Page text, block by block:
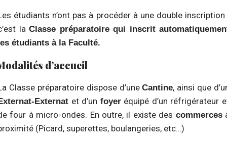
étudiants n’ont pas à procéder à une double inscription
la Classe préparatoire qui inscrit
étudiants à la Faculté.
d’accueil
Classe préparatoire dispose d’uneCantine, ainsi que
Externat et d’un foyeréquipé d’un réfrigérateur
four à micro-ondes. En outre, il existe des commerces
(Picard, superettes, boulangeries, etc…)